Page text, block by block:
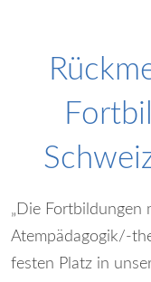
„Die Fortbildungen
Atempädagogik/-
festen Platz in